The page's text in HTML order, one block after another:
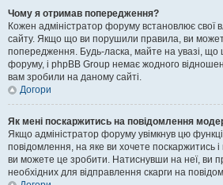
Чому я отримав попередження?
Кожен адміністратор форуму встановлює свої
сайту. Якщо що ви порушили правила, ви
попередження. Будь-ласка, майте на увазі, що
форуму, і phpBB Group немає жодного
вам зробили на даному сайті.
Догори
Як мені поскаржитись на повідомлення
Якщо адміністратор форуму увімкнув цю
повідомлення, на яке ви хочете поскаржитись
ви можете це зробити. Натиснувши на неї, ви
необхідних для відправлення скарги на